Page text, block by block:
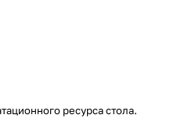
ресурса стола.